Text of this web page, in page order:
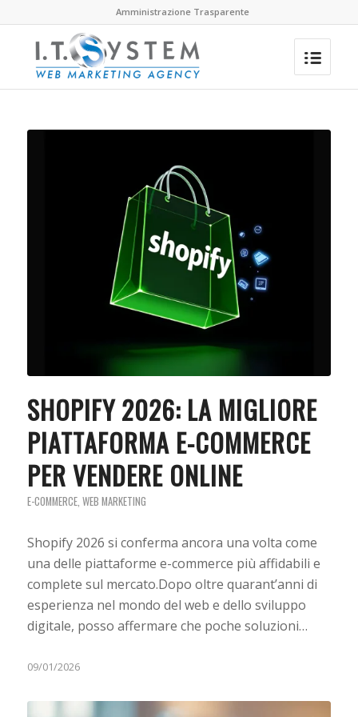
Amministrazione Trasparente
SHOPIFY 2026: LA MIGLIORE
PIATTAFORMA E-COMMERCE
PER VENDERE ONLINE
E-COMMERCE, WEB MARKETING
Shopify 2026 si conferma ancora una volta come
una delle piattaforme e-commerce più affidabili e
complete sul mercato.Dopo oltre quarant’anni di
esperienza nel mondo del web e dello sviluppo
digitale, posso affermare che poche soluzioni…
09/01/2026